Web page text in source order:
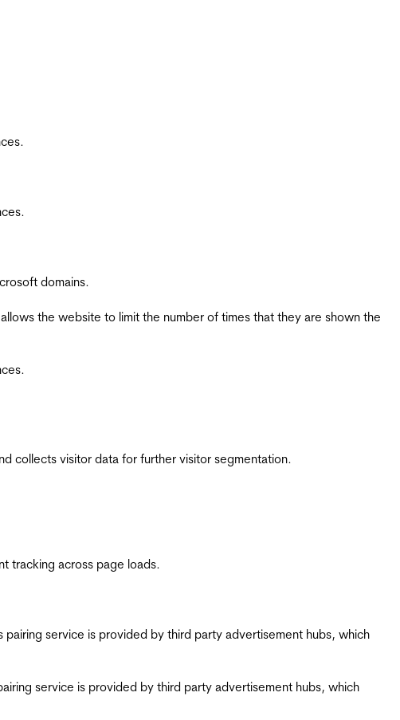
domains.
the website to limit the number of times that they are shown the
collects visitor data for further visitor segmentation.
tracking across page loads.
service is provided by third party advertisement hubs, which
service is provided by third party advertisement hubs, which